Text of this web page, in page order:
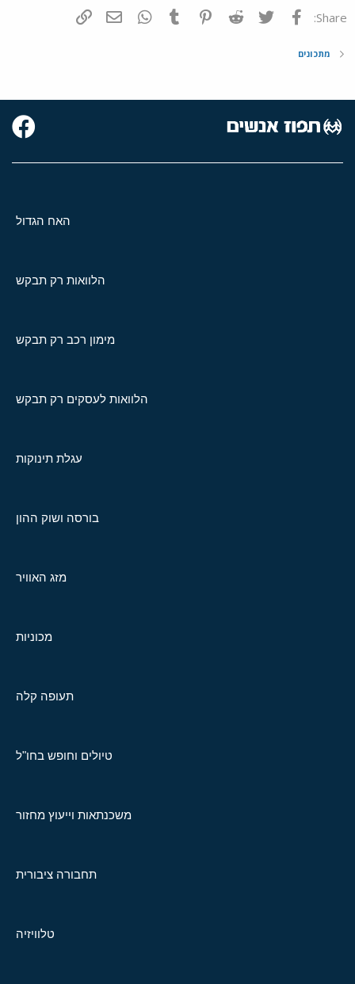
Share: פייסבוק Twitter
Reddit
Pinterest
Tumblr
WhatsAppדואר אלקטרוני
מתכונים
האח הגדול
הלוואות רק תבקש
מימון רכב רק תבקש
הלוואות לעסקים רק תבקש
עגלת תינוקות
בורסה ושוק ההון
מזג האוויר
מכוניות
תעופה קלה
טיולים וחופש בחו"ל
משכנתאות וייעוץ מחזור
תחבורה ציבורית
טלוויזיה